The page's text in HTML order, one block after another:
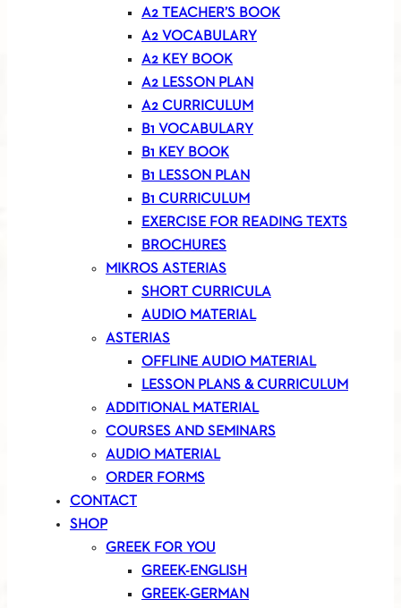
A2 TEACHER’S BOOK
A2 VOCABULARY
A2 KEY BOOK
A2 LESSON PLAN
A2 CURRICULUM
B1 VOCABULARY
B1 KEY BOOK
B1 LESSON PLAN
B1 CURRICULUM
EXERCISE FOR READING TEXTS
BROCHURES
MIKROS ASTERIAS
SHORT CURRICULA
AUDIO MATERIAL
ASTERIAS
OFFLINE AUDIO MATERIAL
LESSON PLANS & CURRICULUM
ADDITIONAL MATERIAL
COURSES AND SEMINARS
AUDIO MATERIAL
ORDER FORMS
CONTACT
SHOP
GREEK FOR YOU
GREEK-ENGLISH
GREEK-GERMAN